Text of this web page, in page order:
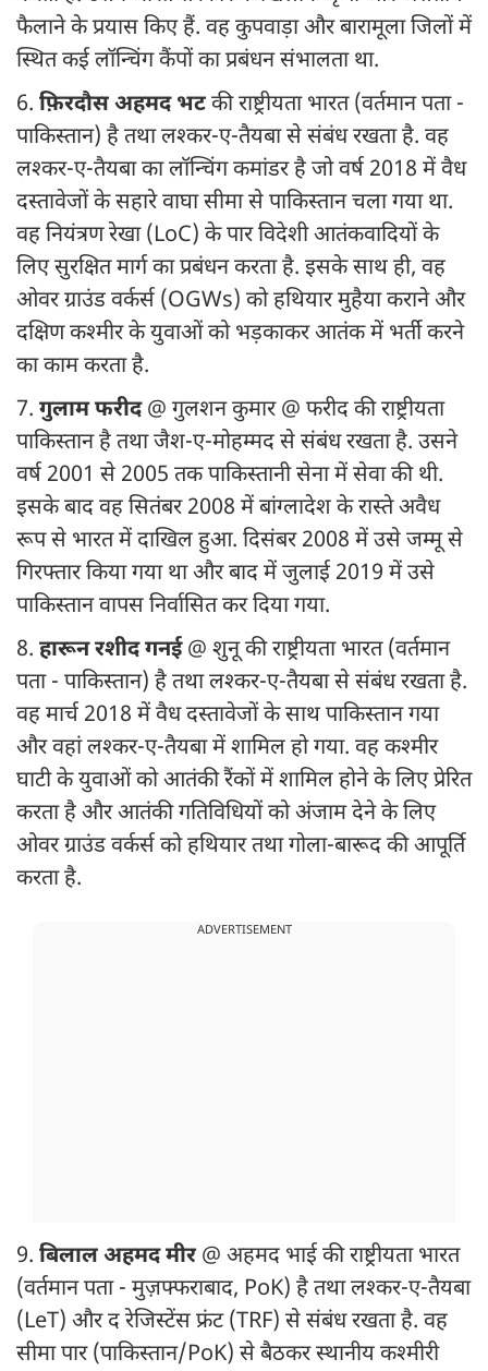
फैलाने के प्रयास किए हैं. वह कुपवाड़ा और बारामूला जिलों में
स्थित कई लॉन्चिंग कैंपों का प्रबंधन संभालता था.
6. फ़िरदौस अहमद भटकी राष्ट्रीयता भारत (वर्तमान पता -
पाकिस्तान) है तथा लश्कर-ए-तैयबा से संबंध रखता है. वह
लश्कर-ए-तैयबा का लॉन्चिंग कमांडर है जो वर्ष 2018 में वैध
दस्तावेजों के सहारे वाघा सीमा से पाकिस्तान चला गया था.
वह नियंत्रण रेखा (LoC) के पार विदेशी आतंकवादियों के
लिए सुरक्षित मार्ग का प्रबंधन करता है. इसके साथ ही, वह
ओवर ग्राउंड वर्कर्स (OGWs) को हथियार मुहैया कराने और
दक्षिण कश्मीर के युवाओं को भड़काकर आतंक में भर्ती करने
का काम करता है.
7. गुलाम फरीद@ गुलशन कुमार @ फरीद की राष्ट्रीयता
पाकिस्तान है तथा जैश-ए-मोहम्मद से संबंध रखता है. उसने
वर्ष 2001 से 2005 तक पाकिस्तानी सेना में सेवा की थी.
इसके बाद वह सितंबर 2008 में बांग्लादेश के रास्ते अवैध
रूप से भारत में दाखिल हुआ. दिसंबर 2008 में उसे जम्मू से
गिरफ्तार किया गया था और बाद में जुलाई 2019 में उसे
पाकिस्तान वापस निर्वासित कर दिया गया.
8. हारून रशीद गनई@ शुनू की राष्ट्रीयता भारत (वर्तमान
पता - पाकिस्तान) है तथा लश्कर-ए-तैयबा से संबंध रखता है.
वह मार्च 2018 में वैध दस्तावेजों के साथ पाकिस्तान गया
और वहां लश्कर-ए-तैयबा में शामिल हो गया. वह कश्मीर
घाटी के युवाओं को आतंकी रैंकों में शामिल होने के लिए प्रेरित
करता है और आतंकी गतिविधियों को अंजाम देने के लिए
ओवर ग्राउंड वर्कर्स को हथियार तथा गोला-बारूद की आपूर्ति
करता है.
ADVERTISEMENT
9. बिलाल अहमद मीर@ अहमद भाई की राष्ट्रीयता भारत
(वर्तमान पता - मुज़फ्फराबाद, PoK) है तथा लश्कर-ए-तैयबा
(LeT) और द रेजिस्टेंस फ्रंट (TRF) से संबंध रखता है. वह
सीमा पार (पाकिस्तान/PoK) से बैठकर स्थानीय कश्मीरी